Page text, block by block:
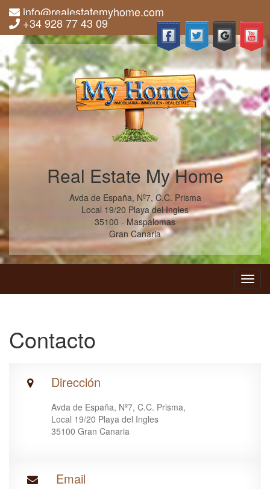
info@realestatemyhome.com
+34 928 77 43 09
Real Estate My Home
Avda de España, Nº7, C.C. Prisma
Local 19/20 Playa del Ingles
35100 - Maspalomas
Gran Canaria
Contacto
Dirección
Avda de España, Nº7, C.C. Prisma,
Local 19/20 Playa del Ingles
35100 Gran Canaria
Email